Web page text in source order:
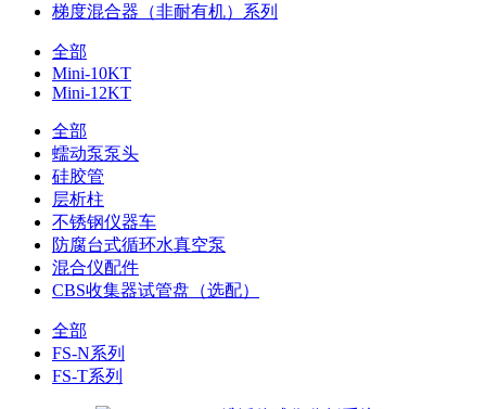
梯度混合器（非耐有机）系列
全部
Mini-10KT
Mini-12KT
全部
蠕动泵泵头
硅胶管
层析柱
不锈钢仪器车
防腐台式循环水真空泵
混合仪配件
CBS收集器试管盘（选配）
全部
FS-N系列
FS-T系列